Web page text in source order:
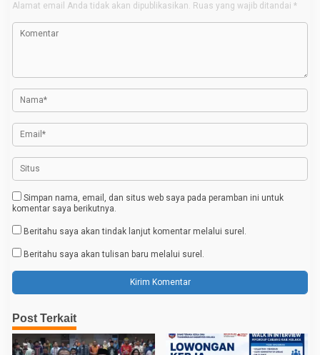
i
p
o
s
Alamat email Anda tidak akan dipublikasikan. Ruas yang wajib ditandai *
Simpan nama, email, dan situs web saya pada peramban ini untuk
komentar saya berikutnya.
Beritahu saya akan tindak lanjut komentar melalui surel.
Beritahu saya akan tulisan baru melalui surel.
Post Terkait